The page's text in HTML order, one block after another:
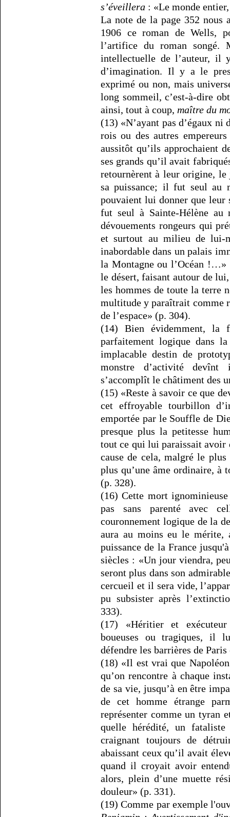
s’éveillera : «Le monde
La note de la page 352
1906 ce roman de Wells,
l’artifice du roman songé.
intellectuelle de l’auteur, il
d’imagination. Il y a le
exprimé ou non, mais
long sommeil, c’est-à-dire
ainsi, tout à coup, maître du
(13) «N’ayant pas d’égaux
rois ou des autres
aussitôt qu’ils approchaient
ses grands qu’il avait
retournèrent à leur origine,
sa puissance; il fut seul au
pouvaient lui donner que leur
fut seul à Sainte-Hélène
dévouements rongeurs qui
et surtout au milieu de lui-
inabordable dans un palais
la Montagne ou l’Océan
le désert, faisant autour de
les hommes de toute la terre
multitude y paraîtrait comme
de l’espace» (p. 304).
(14) Bien évidemment, la
parfaitement logique dans
implacable destin de
monstre d’activité
s’accomplît le châtiment des
(15) «Reste à savoir ce que
cet effroyable tourbillon
emportée par le Souffle de
presque plus la petitesse
tout ce qui lui paraissait avoir
cause de cela, malgré le plus
plus qu’une âme ordinaire, à
(p. 328).
(16) Cette mort
pas sans parenté avec
couronnement logique de la
aura au moins eu le mérite,
puissance de la France
siècles : «Un jour viendra,
seront plus dans son
cercueil et il sera vide,
pu subsister après
333).
(17) «Héritier et
boueuses ou tragiques, il
défendre les barrières de
(18) «Il est vrai que
qu’on rencontre à chaque
de sa vie, jusqu’à en être
de cet homme étrange
représenter comme un tyran
quelle hérédité, un fataliste
craignant toujours de
abaissant ceux qu’il avait
quand il croyait avoir
alors, plein d’une muette
douleur» (p. 331).
(19) Comme par exemple